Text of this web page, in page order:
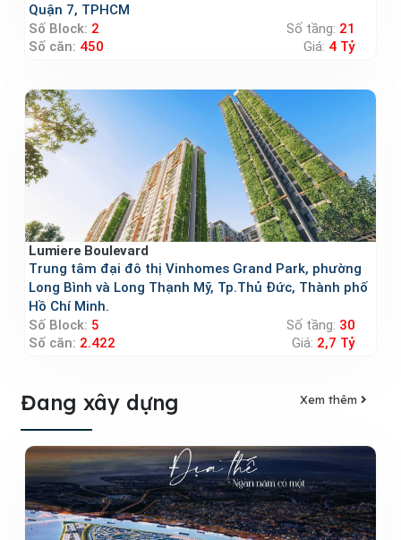
Quận 7, TPHCM
Số Block: 2 Số tầng: 21
Số căn: 450 Giá: 4 Tỷ
Lumiere Boulevard
Trung tâm đại đô thị Vinhomes Grand Park, phường
Long Bình và Long Thạnh Mỹ, Tp.Thủ Đức, Thành phố
Hồ Chí Minh.
Số Block: 5 Số tầng: 30
Số căn: 2.422 Giá: 2,7 Tỷ
Đang xây dựng Xem thêm